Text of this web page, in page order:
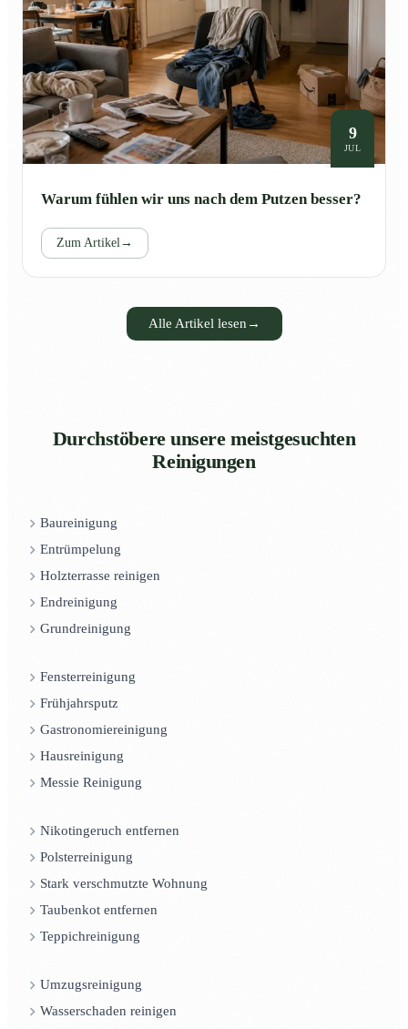
9
JUL
Warum fühlen wir uns nach dem Putzen besser?
Zum Artikel→
Alle Artikel lesen →
Durchstöbere unsere meistgesuchten
Reinigungen
Baureinigung
Entrümpelung
Holzterrasse reinigen
Endreinigung
Grundreinigung
Fensterreinigung
Frühjahrsputz
Gastronomiereinigung
Hausreinigung
Messie Reinigung
Nikotingeruch entfernen
Polsterreinigung
Stark verschmutzte Wohnung
Taubenkot entfernen
Teppichreinigung
Umzugsreinigung
Wasserschaden reinigen